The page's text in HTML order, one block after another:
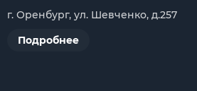
г. Оренбург, ул. Шевченко, д.257
Подробнее